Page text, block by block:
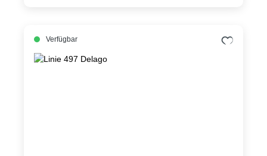
Verfügbar